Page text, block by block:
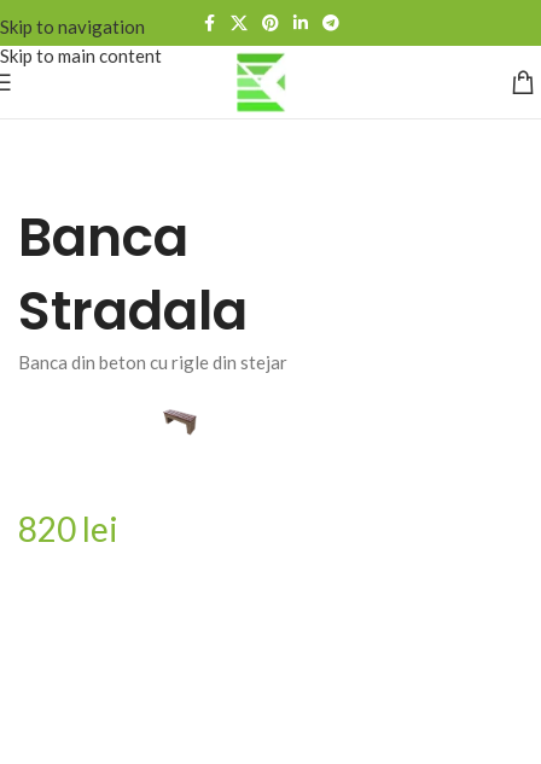
Skip to navigation
Skip to main content
Banca
Stradala
Banca din beton cu rigle din stejar
820 lei